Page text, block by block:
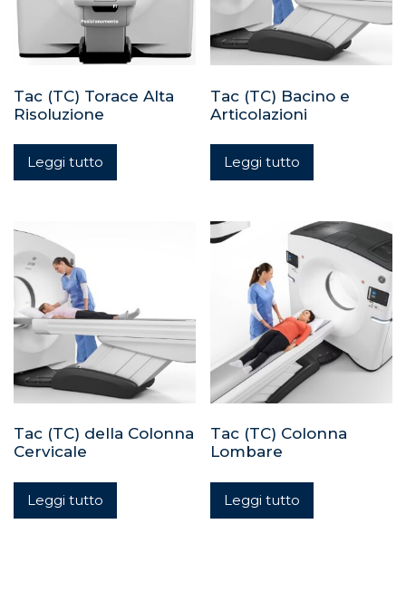
Tac (TC) Torace Alta
Risoluzione
Leggi tutto
Tac (TC) Bacino e
Articolazioni
Leggi tutto
Tac (TC) della Colonna
Cervicale
Leggi tutto
Tac (TC) Colonna
Lombare
Leggi tutto